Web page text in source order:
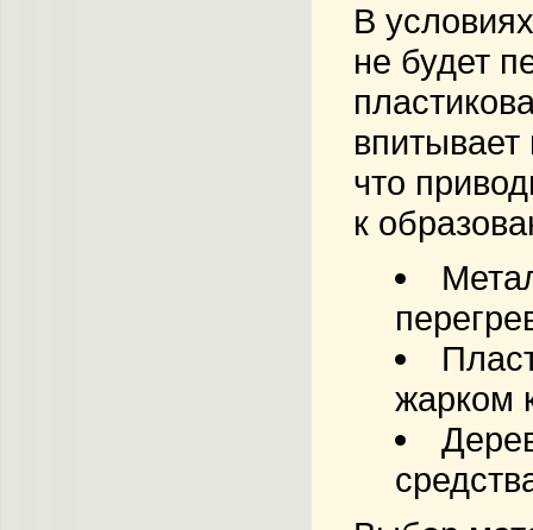
В
не будет
что
к
жарком